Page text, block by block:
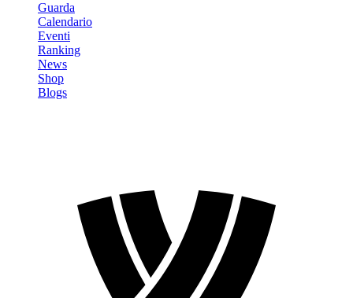
Guarda
Calendario
Eventi
Ranking
News
Shop
Blogs